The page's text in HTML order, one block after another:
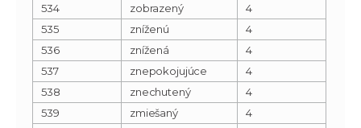
534
zobrazený
4
535
zníženú
4
536
znížená
4
537
znepokojujúce
4
538
znechutený
4
539
zmiešaný
4